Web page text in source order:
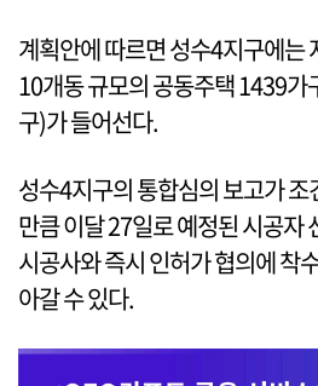
계획안에 따르면 성수4지구에
10개동 규모의 공동주택 1439
구)가 들어선다.
성수4지구의 통합심의 보고가
만큼 이달 27일로 예정된 시공자
시공사와 즉시 인허가 협의에 착
아갈 수 있다.